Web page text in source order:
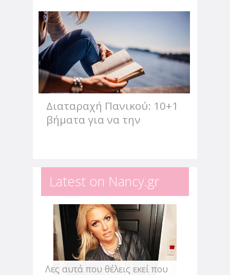
οδηγούν τον γάμο, στο
διαζύγιο
από τη Φρόσω Φωτεινάκη
Οι πιο πρόσφατες κοινωνιολογικές μελέτες
δείχνουν πως σήμερα, ένας στους τρεις
γάμους οδηγείται σε διαζύγιο, με τις
από την Αλεξάνδρα Παυλέτση - Στεφανή
Η πανδημία επηρέασε την ανάγκη του
ανθρώπου να νιώθει ασφάλεια και
δημιούργησε αμφιβολίες για ότι θεωρούσε
δεδομένο. Αυτό...
Διαταραχή Πανικού: 10+1
βήματα για να την
Latest on Nancy.gr
Λες αυτά που θέλεις εκεί που